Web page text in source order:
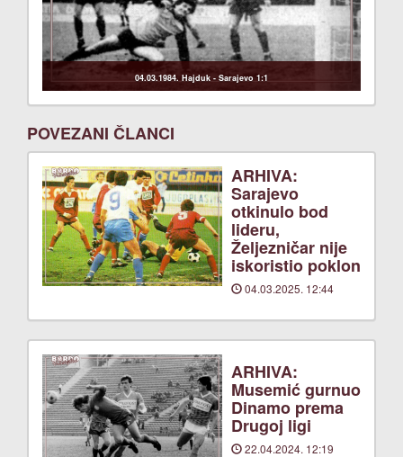
04.03.1984. Hajduk - Sarajevo 1:1
POVEZANI ČLANCI
ARHIVA:
Sarajevo
otkinulo bod
lideru,
Željezničar nije
iskoristio poklon
04.03.2025. 12:44
ARHIVA:
Musemić gurnuo
Dinamo prema
Drugoj ligi
22.04.2024. 12:19